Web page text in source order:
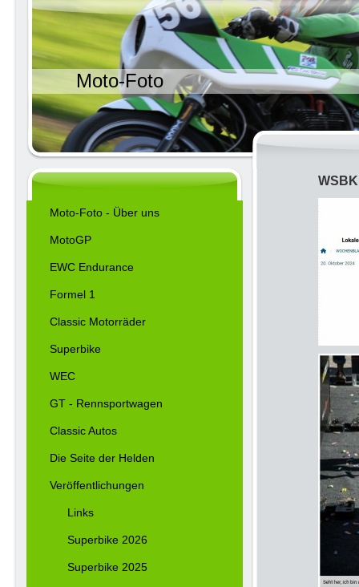
Moto-Foto
Moto-Foto - Über uns
MotoGP
EWC Endurance
Formel 1
Classic Motorräder
Superbike
WEC
GT - Rennsportwagen
Classic Autos
Die Seite der Helden
Veröffentlichungen
Links
Superbike 2026
Superbike 2025